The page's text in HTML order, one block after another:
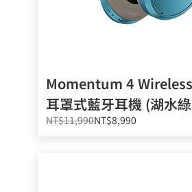
Momentum 4
耳罩式藍牙耳機 (湖水
NT$11,990NT$8,990